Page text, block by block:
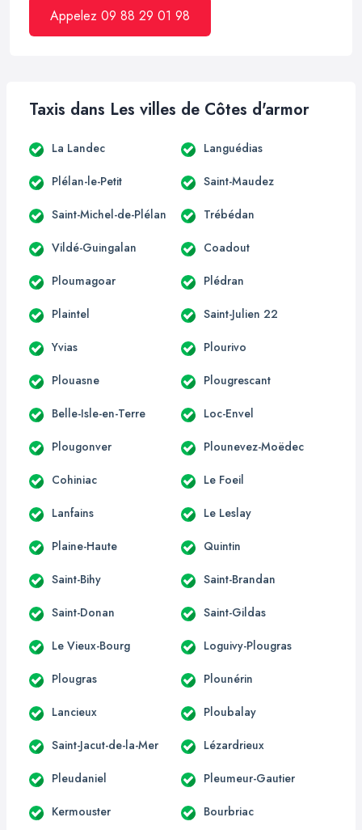
Appelez 09 88 29 01 98
Taxis dans Les villes de Côtes d'armor
La Landec Languédias
Plélan-le-Petit Saint-Maudez
Saint-Michel-de-Plélan Trébédan
Vildé-Guingalan Coadout
Ploumagoar Plédran
Plaintel Saint-Julien 22
Yvias Plourivo
Plouasne Plougrescant
Belle-Isle-en-Terre Loc-Envel
Plougonver Plounevez-Moëdec
Cohiniac Le Foeil
Lanfains Le Leslay
Plaine-Haute Quintin
Saint-Bihy Saint-Brandan
Saint-Donan Saint-Gildas
Le Vieux-Bourg Loguivy-Plougras
Plougras Plounérin
Lancieux Ploubalay
Saint-Jacut-de-la-Mer Lézardrieux
Pleudaniel Pleumeur-Gautier
Kermouster Bourbriac